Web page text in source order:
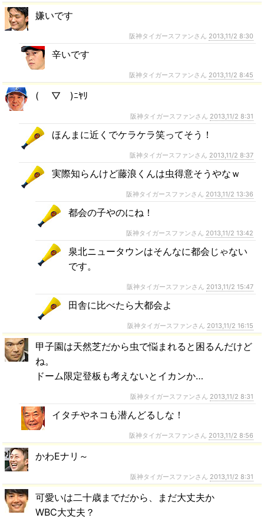
嫌いです
阪神タイガースファンさん 2013,11/2 8:30
辛いです
阪神タイガースファンさん 2013,11/2 8:45
( ￣▽￣)ﾆﾔﾘ
阪神タイガースファンさん 2013,11/2 8:31
ほんまに近くでケラケラ笑ってそう！
阪神タイガースファンさん 2013,11/2 8:37
実際知らんけど藤浪くんは虫得意そうやなｗ
阪神タイガースファンさん 2013,11/2 13:36
都会の子やのにね！
阪神タイガースファンさん 2013,11/2 13:42
泉北ニュータウンはそんなに都会じゃない
です。
阪神タイガースファンさん 2013,11/2 15:47
田舎に比べたら大都会よ
阪神タイガースファンさん 2013,11/2 16:15
甲子園は天然芝だから虫で悩まれると困るんだけど
ね。
ドーム限定登板も考えないとイカンか…
阪神タイガースファンさん 2013,11/2 8:31
イタチやネコも潜んどるしな！
阪神タイガースファンさん 2013,11/2 8:56
かわEナリ～
阪神タイガースファンさん 2013,11/2 8:31
可愛いは二十歳までだから、まだ大丈夫か
WBC大丈夫？